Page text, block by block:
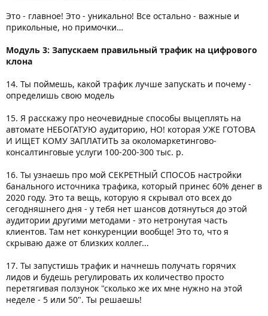
Это - главное! Это - уникально! Все остально - важные и
прикольные, но примочки…
Модуль 3: Запускаем правильный трафик на цифрового
клона
14. Ты поймешь, какой трафик лучше запускать и почему -
определишь свою модель
15. Я расскажу про неочевидные способы выцеплять на
автомате НЕБОГАТУЮ аудиторию, НО! которая УЖЕ ГОТОВА
И ИЩЕТ КОМУ ЗАПЛАТИТЬ за околомаркетингово-
консалтинговые услуги 100-200-300 тыс. р.
16. Ты узнаешь про мой СЕКРЕТНЫЙ СПОСОБ настройки
банального источника трафика, который принес 60% денег в
2020 году. Это та вещь, которую я скрывал ото всех до
сегодняшнего дня - у тебя нет шансов дотянуться до этой
аудитории другими методами - это нетронутая часть
клиентов. Там нет конкуренции вообще! Это то, что я
скрываю даже от близких коллег...
17. Ты запустишь трафик и начнешь получать горячих
лидов и будешь регулировать их количество просто
перетягивая ползунок "сколько же их мне нужно на этой
неделе - 5 или 50". Ты решаешь!